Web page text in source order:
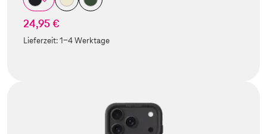
24,95 €
Lieferzeit:1-4 Werktage